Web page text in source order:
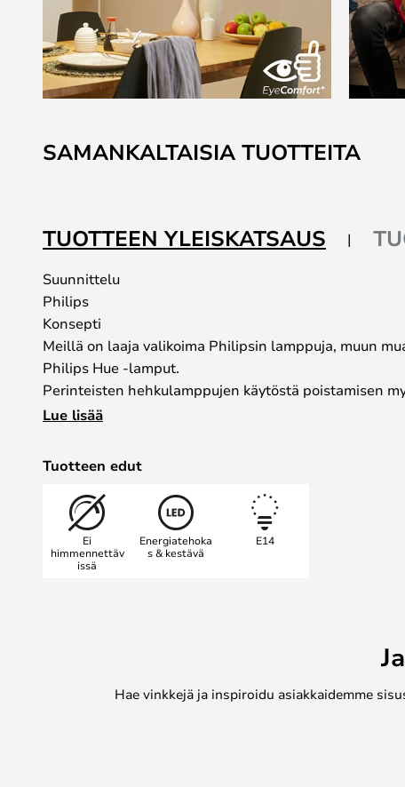
to
the
the
images
gallery
SAMANKALTAISIA TUOTTEITA
TUOTTEEN YLEISKATSAUS
Suunnittelu
Philips
Konsepti
Meillä on laaja valikoima Philipsin lamppuja, muun
Philips Hue -lamput.
Perinteisten hehkulamppujen käytöstä poistamisen
löytämään ratkaisuja, jotka ovat himmennettäviä,
Philipsin Halogen ECO -sarja on hyvä valinta tähän
Lue lisää
Tuotteen edut
Ei
himmennettäv
issä
Energiatehoka
s & kestävä
E14
Hae vinkkejä ja inspiroidu asiakkaidemme